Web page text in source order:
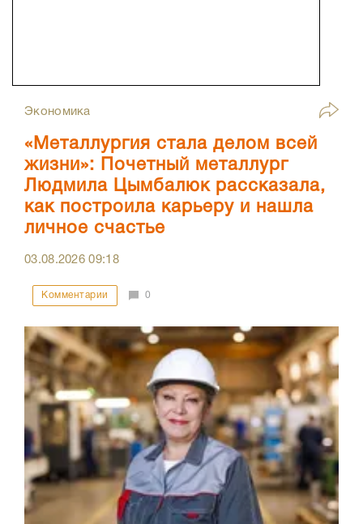
Экономика
«Металлургия стала делом всей
жизни»: Почетный металлург
Людмила Цымбалюк рассказала,
как построила карьеру и нашла
личное счастье
03.08.202609:18
Комментарии 0